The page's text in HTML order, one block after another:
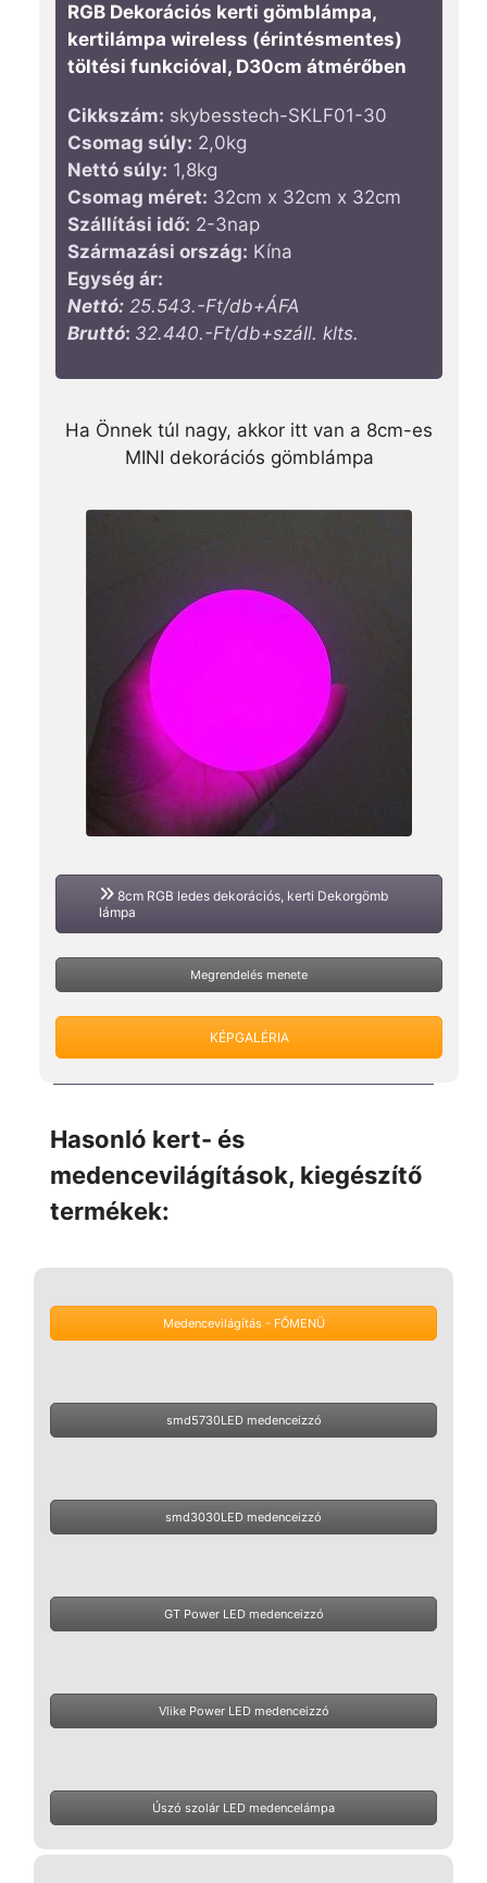
RGB Dekorációs kerti gömblámpa,
kertilámpa wireless (érintésmentes)
töltési funkcióval, D30cm átmérőben
Cikkszám: skybesstech-SKLF01-30
Csomag súly: 2,0kg
Nettó súly: 1,8kg
Csomag méret: 32cm x 32cm x 32cm
Szállítási idő: 2-3nap
Származási ország: Kína
Egység ár:
Nettó: 25.543.-Ft/db+ÁFA
Bruttó: 32.440.-Ft/db+száll. klts.
Ha Önnek túl nagy, akkor itt van a 8cm-es
MINI dekorációs gömblámpa
8cm RGB ledes dekorációs, kerti Dekorgömb
lámpa
Megrendelés menete
KÉPGALÉRIA
Hasonló kert- és
medencevilágítások, kiegészítő
termékek:
Medencevilágítás - FŐMENÜ
smd5730LED medenceizzó
smd3030LED medenceizzó
GT Power LED medenceizzó
Vlike Power LED medenceizzó
Úszó szolár LED medencelámpa